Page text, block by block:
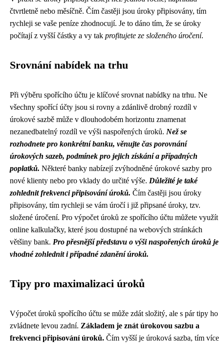
čtvrtletně nebo měsíčně. Čím častěji jsou úroky připisovány, tím
rychleji se vaše peníze zhodnocují. Je to dáno tím, že se úroky
počítají z vyšší částky a vy tak profitujete ze složeného úročení.
Srovnání nabídek na trhu
Při výběru spořícího účtu je klíčové srovnat nabídky na trhu. Ne
všechny spořící účty jsou si rovny a zdánlivě drobný rozdíl v
úrokové sazbě může v dlouhodobém horizontu znamenat
nezanedbatelný rozdíl ve výši naspořených úroků. Než se
rozhodnete pro konkrétní banku, věnujte čas porovnání
úrokových sazeb, podmínek pro jejich získání a případných
poplatků. Některé banky nabízejí zvýhodněné úrokové sazby pro
nové klienty nebo pro vklady do určité výše. Důležité je také
zohlednit frekvenci připisování úroků. Čím častěji jsou úroky
připisovány, tím rychleji se vám úročí i již připsané úroky, tzv.
složené úročení. Pro výpočet úroků ze spořícího účtu můžete využít
online kalkulačky, které jsou dostupné na webových stránkách
většiny bank. Pro přesnější představu o výši naspořených úroků je
vhodné zohlednit i případné zdanění úroků.
Tipy pro maximalizaci úroků
Výpočet úroků spořícího účtu se může zdát složitý, ale s pár tipy ho
zvládnete levou zadní. Základem je znát úrokovou sazbu a
frekvenci připisování úroků. Čím vyšší je úroková sazba, tím více